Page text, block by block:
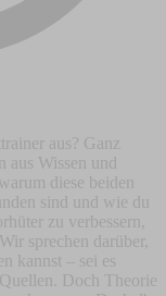
aus? Ganz
aus Wissen und
diese beiden
sind und wie du
zu verbessern,
sprechen darüber,
kannst – sei es
Doch Theorie